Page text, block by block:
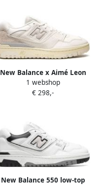
New Balance x Aimé Leon
Dore 550 sneakers Wit
1 webshop
€ 298,-
New Balance 550 low-top